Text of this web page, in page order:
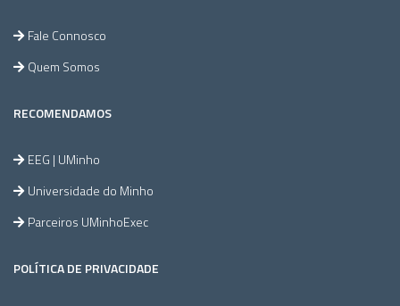
Fale Connosco
Quem Somos
RECOMENDAMOS
EEG | UMinho
Universidade do Minho
Parceiros UMinhoExec
POLÍTICA DE PRIVACIDADE